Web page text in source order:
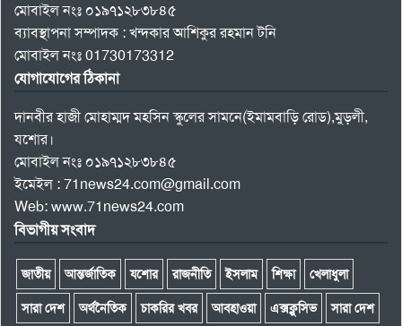
মোবাইল নংঃ ০১৯৭১২৮৩৮৪৫
ব্যাবস্থাপনা সম্পাদক : খন্দকার আশিকুর রহমান টনি
মোবাইল নংঃ 01730173312
যোগাযোগের ঠিকানা
দানবীর হাজী মোহাম্মদ মহসিন স্কুলের সামনে(ইমামবাড়ি রোড),মুড়লী,
যশোর।
মোবাইল নংঃ ০১৯৭১২৮৩৮৪৫
ইমেইল : 71news24.com@gmail.com
Web: www.71news24.com
বিভাগীয় সংবাদ
জাতীয় আন্তর্জাতিক যশোর রাজনীতি ইসলাম শিক্ষা খেলাধুলা
সারা দেশ অর্থনৈতিক চাকরির খবর আবহাওয়া এক্সক্লুসিভ সারা দেশ